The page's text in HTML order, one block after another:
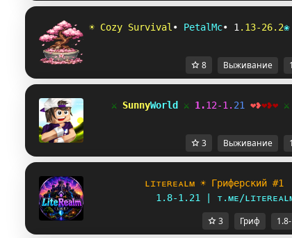
☀ Cozy Survival • PetalMc• 1 . 13-26. 2❀
8 Выживание
⚔ SunnyWorld ⚔ 1 .12-1 . 21 ❤❥❤❥❤ ⚔
3 Выживание
ʟɪᴛᴇʀᴇᴀʟᴍ ☀ Гриферский #1
1.8-1.21 | ᴛ.ᴍᴇ/
3 Гриф